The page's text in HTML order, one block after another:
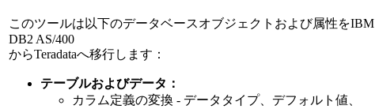
このツールは以下のデータベースオブジェクトおよび属性をIBM
DB2 AS/400
からTeradataへ移行します：
テーブルおよびデータ：
カラム定義の変換 - データタイプ、デフォルト値、